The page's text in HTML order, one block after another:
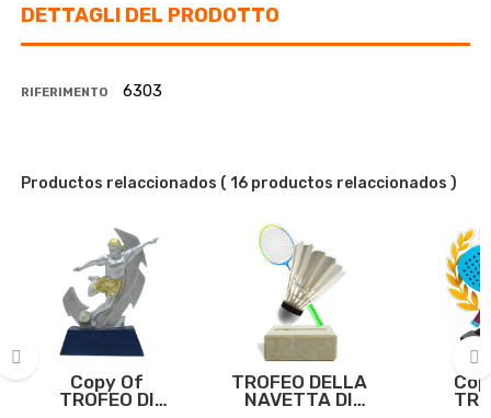
DETTAGLI DEL PRODOTTO
RIFERIMENTO 6303
Productos relaccionados ( 16 productos relaccionados )
Copy Of
TROFEO DI
TROFEO DELLA
NAVETTA DI
›